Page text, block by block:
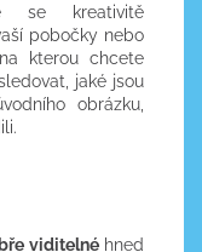
se kreativitě
pobočky nebo
kterou chcete
jaké jsou
obrázku,
viditelnéhned